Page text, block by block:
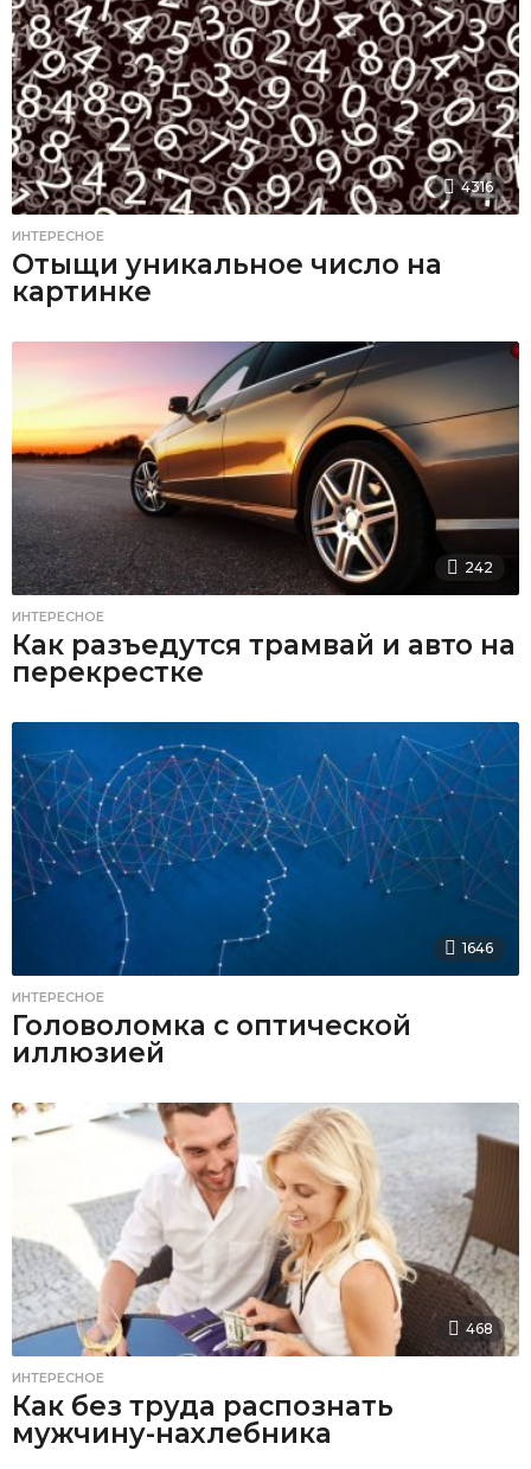
4316
ИНТЕРЕСНОЕ
Отыщи уникальное число на
картинке
242
ИНТЕРЕСНОЕ
Как разъедутся трамвай и авто на
перекрестке
1646
ИНТЕРЕСНОЕ
Головоломка с оптической
иллюзией
468
ИНТЕРЕСНОЕ
Как без труда распознать
мужчину-нахлебника